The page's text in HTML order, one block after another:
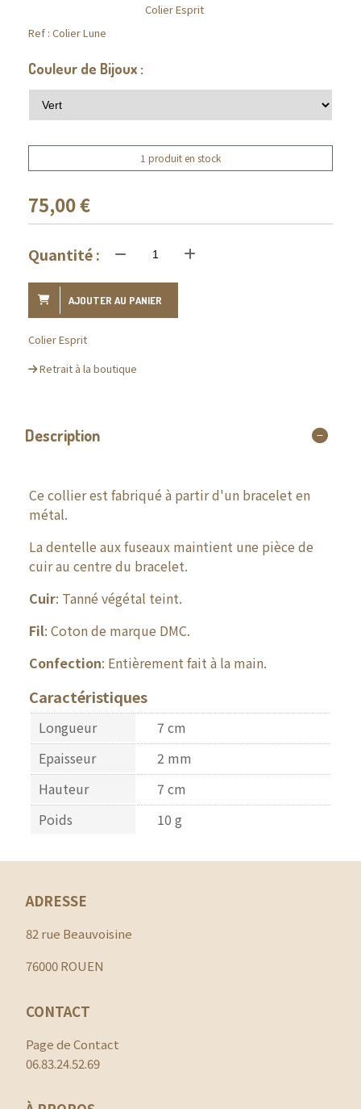
Colier Esprit
Ref : Colier Lune
Couleur de Bijoux :
1 produit en stock
75,00€
Quantité :
AJOUTER AU PANIER
Colier Esprit
Retrait à la boutique
Description
Ce collier est fabriqué à partir d'un bracelet en
métal.
La dentelle aux fuseaux maintient une pièce de
cuir au centre du bracelet.
Cuir: Tanné végétal teint.
Fil: Coton de marque DMC.
Confection: Entièrement fait à la main.
Caractéristiques
Longueur
7 cm
Epaisseur
2 mm
Hauteur
7 cm
Poids
10 g
ADRESSE
82 rue Beauvoisine
76000 ROUEN
CONTACT
Page de Contact
06.83.24.52.69